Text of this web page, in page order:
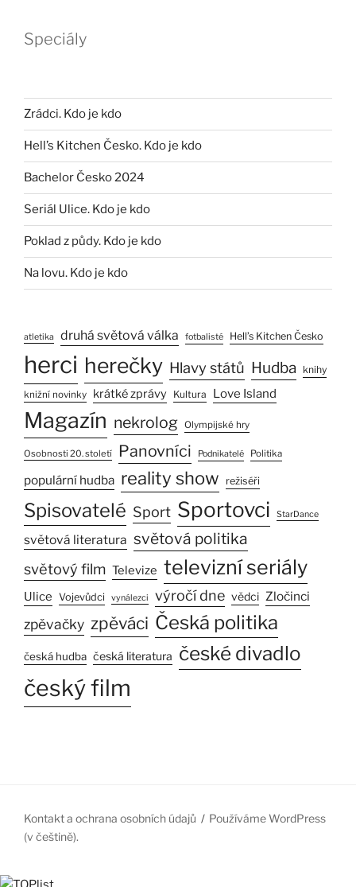
Speciály
Zrádci. Kdo je kdo
Hell’s Kitchen Česko. Kdo je kdo
Bachelor Česko 2024
Seriál Ulice. Kdo je kdo
Poklad z půdy. Kdo je kdo
Na lovu. Kdo je kdo
atletika druhá světová válka fotbalisté Hell’s Kitchen Česko
herci herečky Hlavy států Hudba knihy
knižní novinky krátké zprávy Kultura Love Island
Magazín nekrolog Olympijské hry
Osobnosti 20. století Panovníci Podnikatelé Politika
populární hudba reality show režiséři
Spisovatelé Sport Sportovci StarDance
světová literatura světová politika
světový film Televize televizní seriály
Ulice Vojevůdci vynálezci výročí dne vědci Zločinci
zpěvačky zpěváci Česká politika
česká hudba česká literatura české divadlo
český film
Kontakt a ochrana osobních údajů
Používáme WordPress
(v češtině).